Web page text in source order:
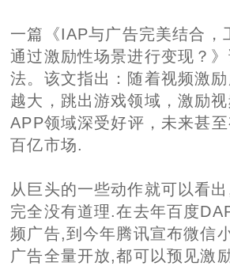
一篇《IAP与广告完美结合，
通过激励性场景进行变现？
法。该文指出：随着视频激
越大，跳出游戏领域，激励
APP领域深受好评，未来甚
百亿市场.
从巨头的一些动作就可以看
完全没有道理.在去年百度
频广告,到今年腾讯宣布微信
广告全量开放,都可以预见激